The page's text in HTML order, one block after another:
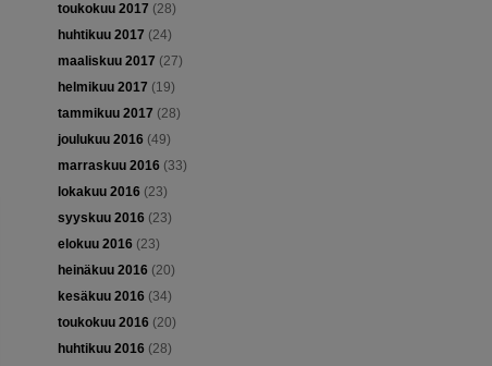
toukokuu 2017 (28)
huhtikuu 2017 (24)
maaliskuu 2017 (27)
helmikuu 2017 (19)
tammikuu 2017 (28)
joulukuu 2016 (49)
marraskuu 2016 (33)
lokakuu 2016 (23)
syyskuu 2016 (23)
elokuu 2016 (23)
heinäkuu 2016 (20)
kesäkuu 2016 (34)
toukokuu 2016 (20)
huhtikuu 2016 (28)